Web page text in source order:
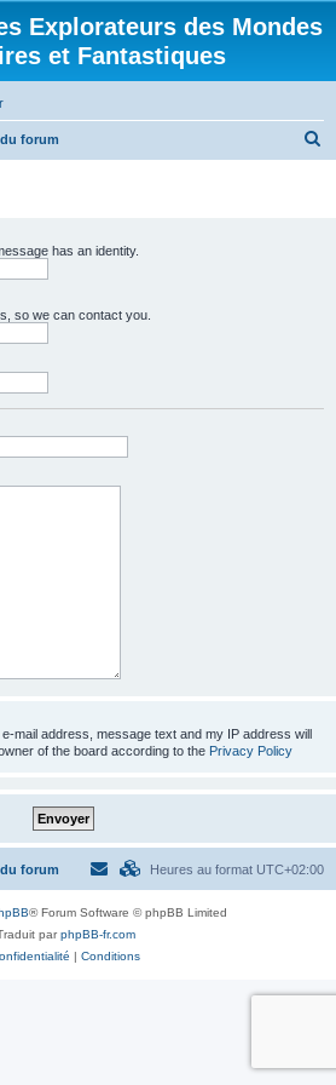
Explorateurs des Mondes
et Fantastiques
forum
has an identity.
so we can contact you.
mail address, message text and my IP address will
of the board according to the Privacy Policy
forum Heures au format UTC+02:00
® Forum Software © phpBB Limited
parphpBB-fr.com
| Conditions